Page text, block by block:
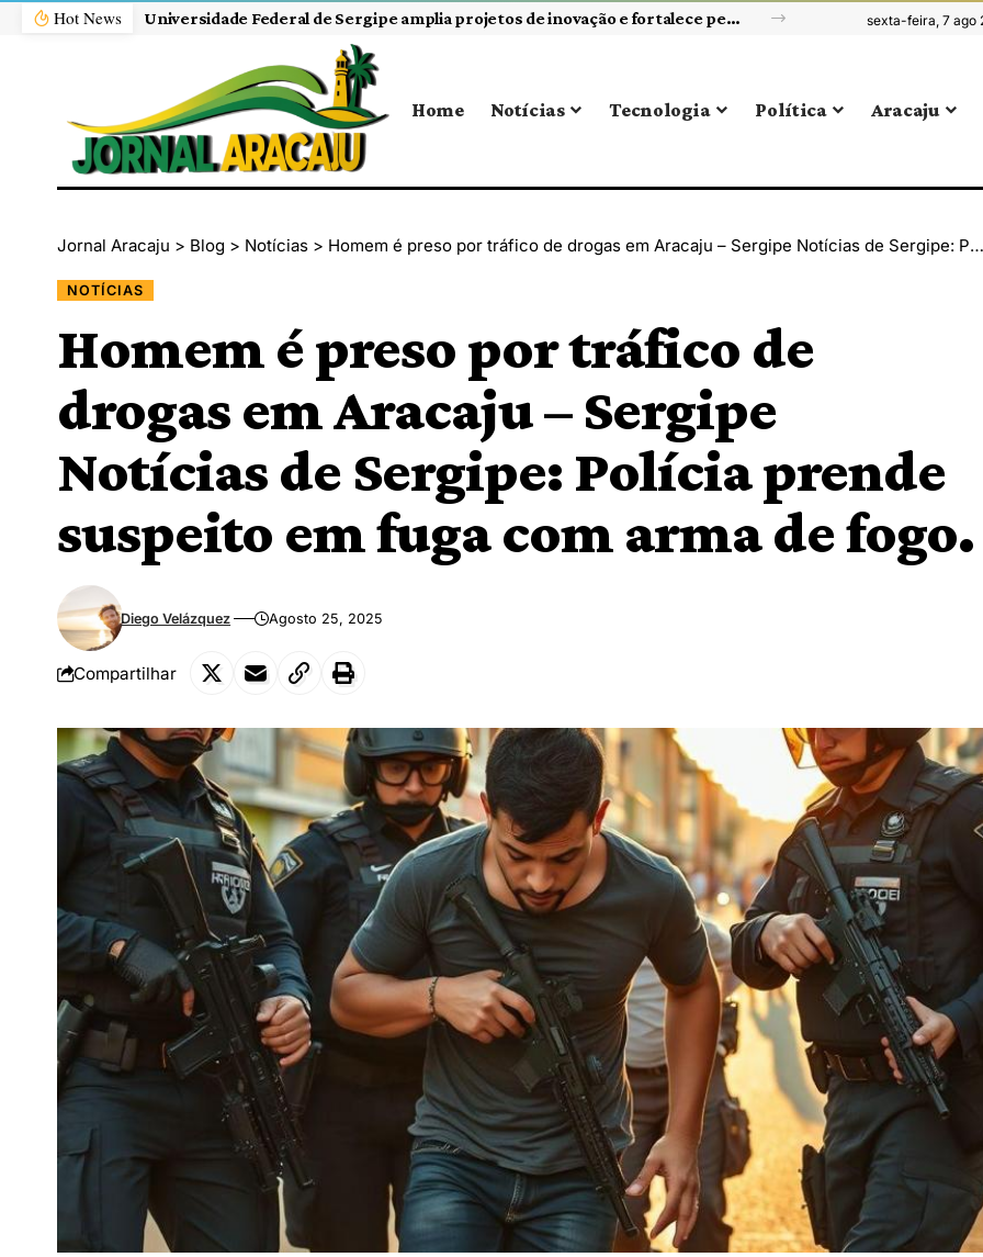
Hot News Universidade Federal de Sergipe amplia projetos de inovação e fortalece pesquisa em tecnologia sexta-feira, 7 ago
Home Notícias Tecnologia Política Aracaju
Jornal Aracaju > Blog > Notícias > Homem é preso por tráfico de drogas em Aracaju – Sergipe Notícias de Sergipe: Polícia prende suspeito em fuga com arma de fogo.
NOTÍCIAS
Homem é preso por tráfico de
drogas em Aracaju – Sergipe
Notícias de Sergipe: Polícia prende
suspeito em fuga com arma de fogo.
Diego Velázquez Agosto 25, 2025
Compartilhar